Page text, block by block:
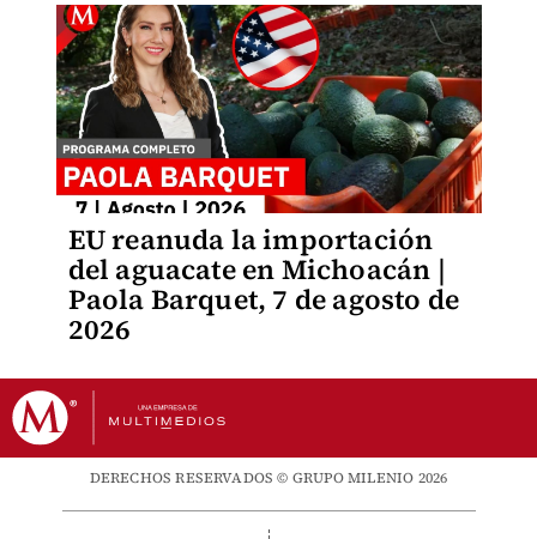
EU reanuda la importación
del aguacate en Michoacán |
Paola Barquet, 7 de agosto de
2026
DERECHOS RESERVADOS © GRUPO MILENIO 2026